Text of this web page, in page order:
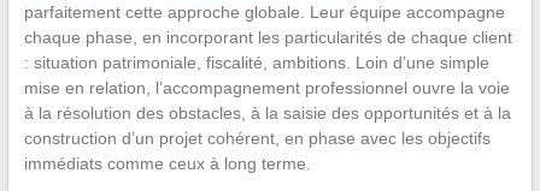
parfaitement cette approche globale. Leur équipe accompagne
chaque phase, en incorporant les particularités de chaque client
: situation patrimoniale, fiscalité, ambitions. Loin d’une simple
mise en relation, l’accompagnement professionnel ouvre la voie
à la résolution des obstacles, à la saisie des opportunités et à la
construction d’un projet cohérent, en phase avec les objectifs
immédiats comme ceux à long terme.